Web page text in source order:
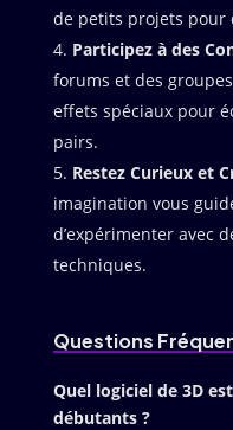
de petits projets pour
Participez à des
forums et des
effets spéciaux pour
pairs.
Restez Curieux et
imagination vous
d’expérimenter avec
techniques.
Questions
Quel logiciel de 3D
débutants ?